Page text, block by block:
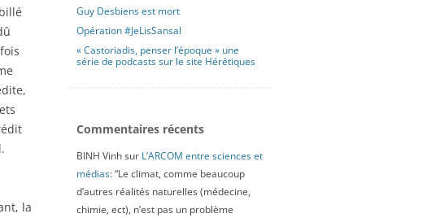
la
Guy Desbiens est mort
Opération #JeLisSansal
« Castoriadis, penser l’époque » une
série de podcasts sur le site Hérétiques
Commentaires récents
BINH Vinhsur L’ARCOM entre sciences et
médias: “Le climat, comme beaucoup
d’autres réalités naturelles (médecine,
chimie, ect), n’est pas un problème